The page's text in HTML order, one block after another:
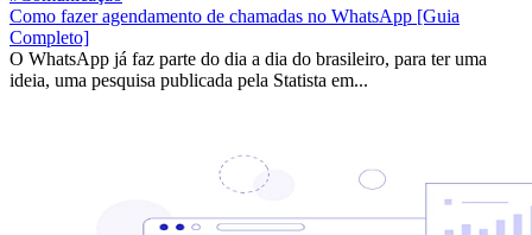
Como fazer agendamento de chamadas no WhatsApp [Guia
Completo]
O WhatsApp já faz parte do dia a dia do brasileiro, para ter uma
ideia, uma pesquisa publicada pela Statista em...